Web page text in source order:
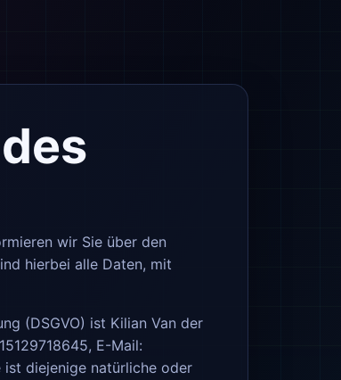
wir Sie über den
hierbei alle Daten, mit
(DSGVO) ist Kilian Van der
E-Mail:
diejenige natürliche oder